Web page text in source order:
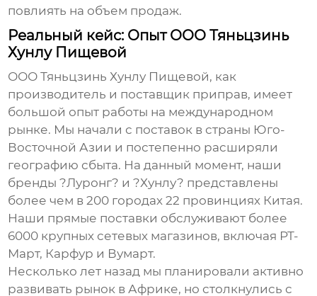
повлиять на объем продаж.
Реальный кейс: Опыт ООО Тяньцзинь
Хунлу Пищевой
ООО Тяньцзинь Хунлу Пищевой, как
производитель и поставщик приправ, имеет
большой опыт работы на международном
рынке. Мы начали с поставок в страны Юго-
Восточной Азии и постепенно расширяли
географию сбыта. На данный момент, наши
бренды ?Луронг? и ?Хунлу? представлены
более чем в 200 городах 22 провинциях Китая.
Наши прямые поставки обслуживают более
6000 крупных сетевых магазинов, включая РТ-
Март, Карфур и Вумарт.
Несколько лет назад мы планировали активно
развивать рынок в Африке, но столкнулись с